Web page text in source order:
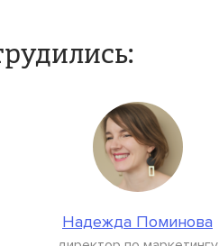
Надежда Поминова